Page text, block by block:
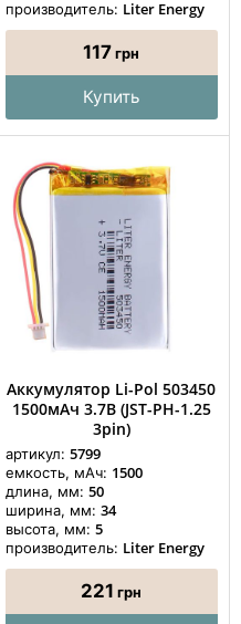
производитель: Liter Energy
117грн
Купить
Аккумулятор Li-Pol 503450
1500мАч 3.7В (JST-PH-1.25
3pin)
артикул: 5799
емкость, мАч: 1500
длина, мм: 50
ширина, мм: 34
высота, мм: 5
производитель: Liter Energy
221 грн